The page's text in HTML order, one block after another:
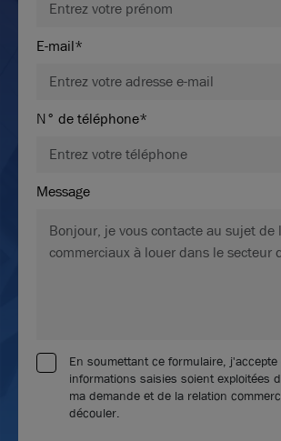
E-mail*
N° de téléphone*
Message
En soumettant ce formulaire, j'accepte
informations saisies soient exploitées
ma demande et de la relation
découler.